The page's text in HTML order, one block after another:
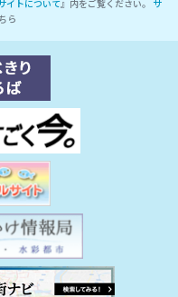
イトについて』内をご覧ください。 サ
ら